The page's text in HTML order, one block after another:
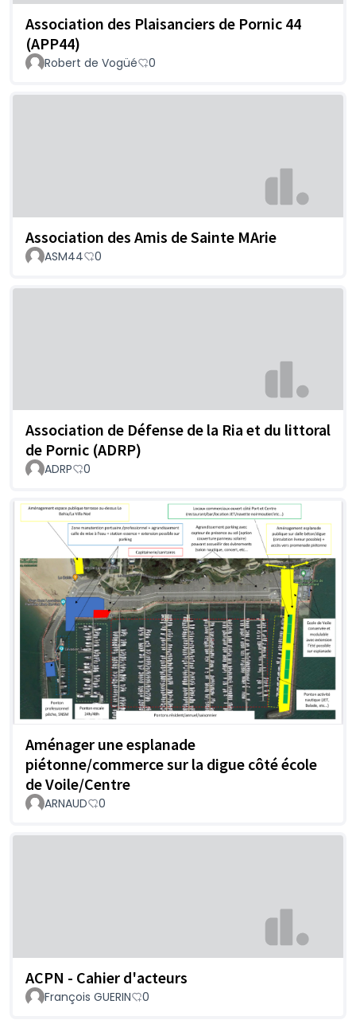
Association des Plaisanciers de Pornic 44
(APP44)
Robert de Vogüé 0
Association des Amis de Sainte MArie
ASM44 0
Association de Défense de la Ria et du littoral
de Pornic (ADRP)
ADRP 0
Aménager une esplanade
piétonne/commerce sur la digue côté école
de Voile/Centre
ARNAUD 0
ACPN - Cahier d'acteurs
François GUERIN 0